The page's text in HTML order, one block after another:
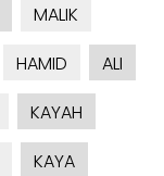
MALIK
HAMID
ALI
KAYAH
KAYA